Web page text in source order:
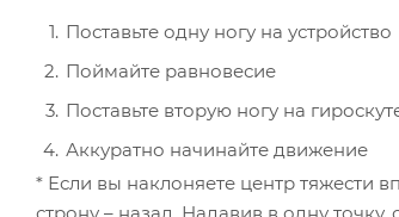
Поставьте одну ногу на устройство
Поймайте равновесие
Поставьте вторую ногу на
Аккуратно начинайте движение
* Если вы наклоняете центр тяжести